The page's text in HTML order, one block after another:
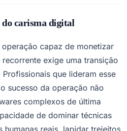
carisma digital
capaz de monetizar
exige uma transição
que lideram esse
sucesso da operação não
complexos de última
de dominar técnicas
humanas reais, lapidar trejeitos